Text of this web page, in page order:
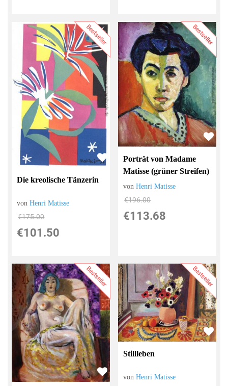
Bestseller
Die kreolische Tänzerin
vonHenri Matisse
€175.00
€101.50
Bestseller
Porträt von Madame
Matisse (grüner Streifen)
vonHenri Matisse
€196.00
€113.68
Bestseller Bestseller
Stillleben
vonHenri Matisse